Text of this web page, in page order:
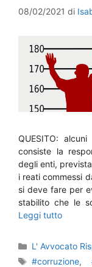
08/02/2021 di
QUESITO:
consiste la
degli enti,
i reati commessi
si deve fare per
stabilito che le
Leggi tutto
Categorie
L' Avvocato
Tag
#corruzione,